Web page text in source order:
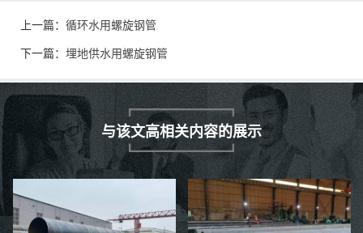
上一篇： 循环水用螺旋钢管
下一篇： 埋地供水用螺旋钢管
与该文高相关内容的展示